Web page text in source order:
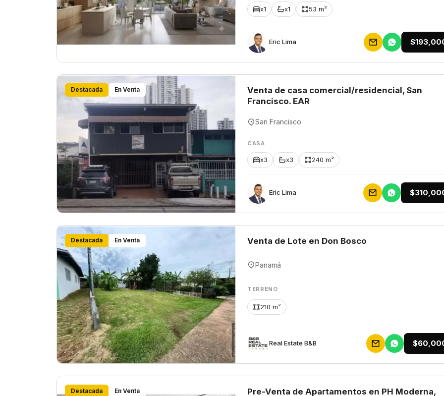
x1 x1 53 m²
Eric Lima
Destacada En Venta
Venta de casa comercial/residencial, San
Francisco. EAR
San Francisco
CASA
x3 x3 240 m²
Eric Lima
Destacada En Venta Venta de Lote en Don Bosco
Panamá
TERRENO
210 m²
Rеаl Еstаtе В&В
Destacada En Venta
Pre-Venta de Apartamentos en PH Moderna,